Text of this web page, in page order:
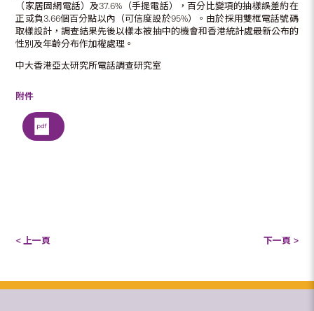
（家居固網電話）及37.6%（手提電話），百分比變項的抽樣誤差約在
正或負3.66個百分點以內（可信度設於95%）。由於採用雙框電話號碼
取樣設計，調查結果先後以樣本被抽中的機會和香港統計處最新公布的
性別及年齡分布作加權處理。
中大香港亞太研究所電話調查研究室
附件
< 上一頁 下一頁 >